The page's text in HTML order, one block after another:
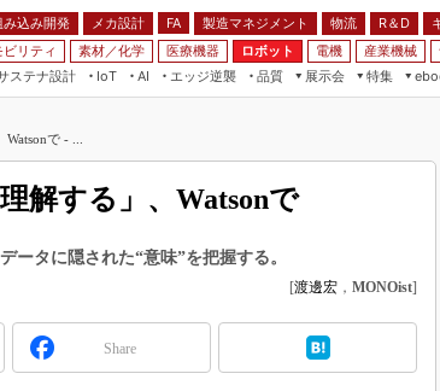
み込み開発 メカ設計 FA 製造マネジメント 物流 R＆D
ビリティ 素材／化学 医療機器 ロボット 電機 産業機械
ステナ設計
IoT
AI
エッジ逆襲 品質
展示会
JIMTOF
展＆IoT/5Gソリューション展
国際ロボット展
TECHNO-FRONTIER
特集
VR／AR
フィールドサービス
組み込み画像技術
モビリティ
で - ...
解する」、Watsonで
ータに隠された“意味”を把握する。
[渡邊宏 ， MONOist]
Share